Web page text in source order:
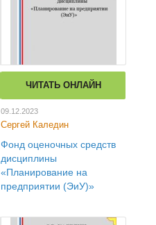
ЧИТАТЬ ОНЛАЙН
09.12.2023
Сергей Каледин
Фонд оценочных средств
дисциплины
«Планирование на
предприятии (ЭиУ)»